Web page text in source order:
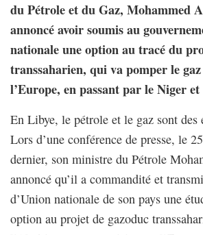
du Pétrole et du Gaz, Mohammed
annoncé avoir soumis au
nationale une option au tracé du
transsaharien, qui va pomper le
l’Europe, en passant par le Niger
En Libye, le pétrole et le gaz sont des
Lors d’une conférence de presse, le
dernier, son ministre du Pétrole
annoncé qu’il a commandité et
d’Union nationale de son pays une
option au projet de gazoduc